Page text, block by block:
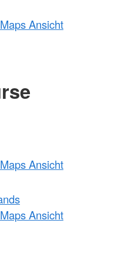
Ansicht
Ansicht
Ansicht